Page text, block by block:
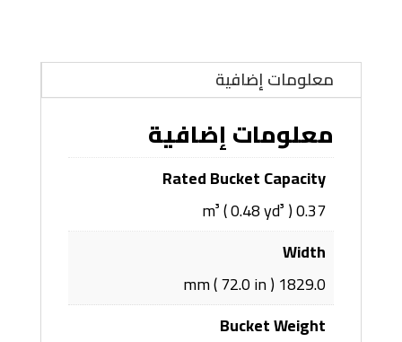
معلومات إضافية
معلومات إضافية
Rated Bucket Capacity
0.37 m³ ( 0.48 yd³ )
Width
1829.0 mm ( 72.0 in )
Bucket Weight